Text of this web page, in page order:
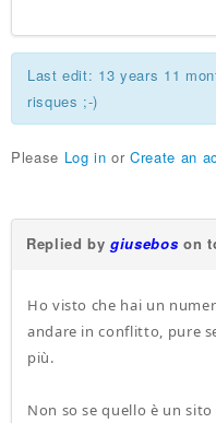
Last edit: 13 years 11
risques ;-)
Please Log in orCreate an
Replied bygiusebos on
Ho visto che hai un
andare in conflitto, pure
più.
Non so se quello è un